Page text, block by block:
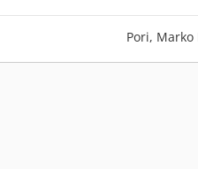
Pori, Marko